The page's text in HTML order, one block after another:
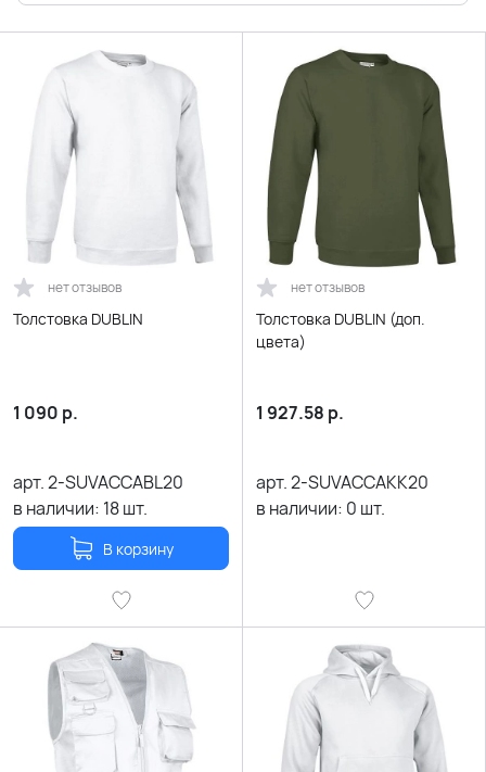
нет отзывов
Толстовка DUBLIN
1 090 р.
арт.2-SUVACCABL20
в наличии: 18шт.
В корзину
нет отзывов
Толстовка DUBLIN (доп.
цвета)
1 927.58 р.
арт.2-SUVACCAKK20
в наличии: 0 шт.